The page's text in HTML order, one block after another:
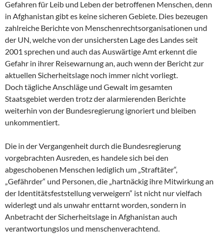
Gefahren für Leib und Leben der betroffenen Menschen, denn
in Afghanistan gibt es keine sicheren Gebiete. Dies bezeugen
zahlreiche Berichte von Menschenrechtsorganisationen und
der UN, welche von der unsichersten Lage des Landes seit
2001 sprechen und auch das Auswärtige Amt erkennt die
Gefahr in ihrer Reisewarnung an, auch wenn der Bericht zur
aktuellen Sicherheitslage noch immer nicht vorliegt.
Doch tägliche Anschläge und Gewalt im gesamten
Staatsgebiet werden trotz der alarmierenden Berichte
weiterhin von der Bundesregierung ignoriert und bleiben
unkommentiert.
Die in der Vergangenheit durch die Bundesregierung
vorgebrachten Ausreden, es handele sich bei den
abgeschobenen Menschen lediglich um „Straftäter“,
„Gefährder“ und Personen, die „hartnäckig ihre Mitwirkung an
der Identitätsfeststellung verweigern“ ist nicht nur vielfach
widerlegt und als unwahr enttarnt worden, sondern in
Anbetracht der Sicherheitslage in Afghanistan auch
verantwortungslos und menschenverachtend.